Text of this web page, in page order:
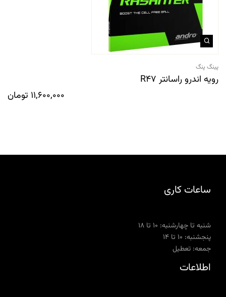
پینگ پنگ
رویه اندرو راسانتر R47
11,600,000 تومان
ساعات کاری
شنبه تا چهارشنبه: ۱۰ تا ۱۸
پنجشنبه: ۱۰ تا ۱۴
جمعه: تعطیل
اطلاعات